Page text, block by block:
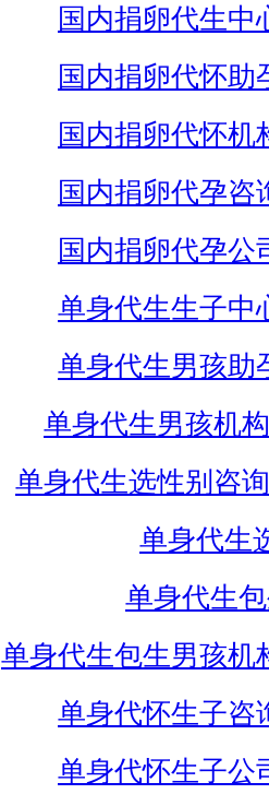
国内捐卵代生中
国内捐卵代怀助
国内捐卵代怀机
国内捐卵代孕咨
国内捐卵代孕公
单身代生生子中
单身代生男孩助
单身代生男孩机构
单身代生选性别咨询
单身代生
单身代生
单身代生包生男孩机
单身代怀生子咨
单身代怀生子公